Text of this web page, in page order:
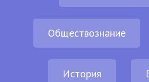
Обществознание
История